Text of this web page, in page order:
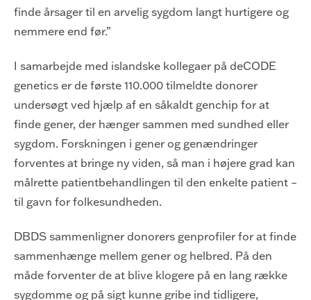
finde årsager til en arvelig sygdom langt hurtigere og
nemmere end før.”
I samarbejde med islandske kollegaer på deCODE
genetics er de første 110.000 tilmeldte donorer
undersøgt ved hjælp af en såkaldt genchip for at
finde gener, der hænger sammen med sundhed eller
sygdom. Forskningen i gener og genændringer
forventes at bringe ny viden, så man i højere grad kan
målrette patientbehandlingen til den enkelte patient –
til gavn for folkesundheden.
DBDS sammenligner donorers genprofiler for at finde
sammenhænge mellem gener og helbred. På den
måde forventer de at blive klogere på en lang række
sygdomme og på sigt kunne gribe ind tidligere,